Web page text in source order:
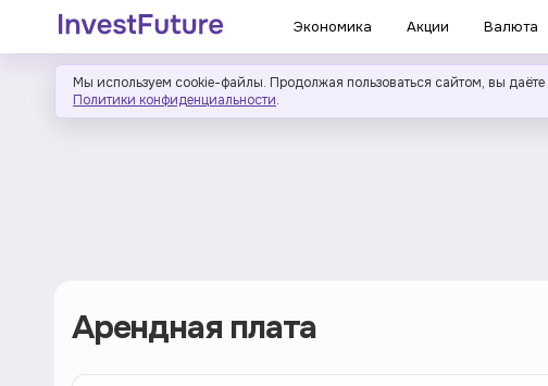
Экономика Акции Валюта
Мы используем cookie-файлы. Продолжая пользоваться сайтом, вы даёте
Политики конфиденциальности.
Арендная плата